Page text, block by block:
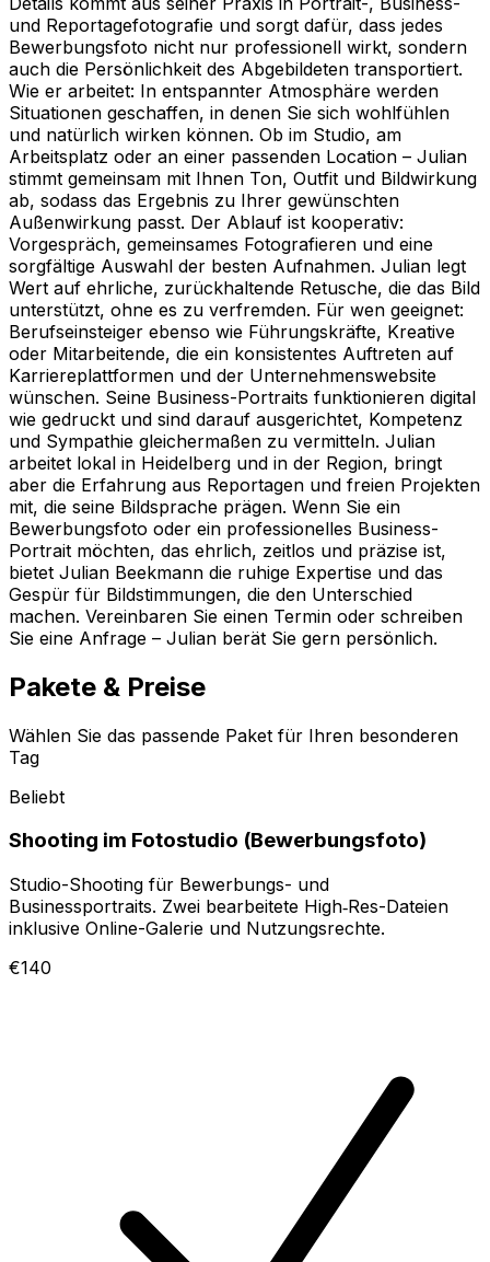
und Reportagefotografie und sorgt dafür, dass jedes
Bewerbungsfoto nicht nur professionell wirkt, sondern
auch die Persönlichkeit des Abgebildeten transportiert.
Wie er arbeitet: In entspannter Atmosphäre werden
Situationen geschaffen, in denen Sie sich wohlfühlen
und natürlich wirken können. Ob im Studio, am
Arbeitsplatz oder an einer passenden Location – Julian
stimmt gemeinsam mit Ihnen Ton, Outfit und Bildwirkung
ab, sodass das Ergebnis zu Ihrer gewünschten
Außenwirkung passt. Der Ablauf ist kooperativ:
Vorgespräch, gemeinsames Fotografieren und eine
sorgfältige Auswahl der besten Aufnahmen. Julian legt
Wert auf ehrliche, zurückhaltende Retusche, die das Bild
unterstützt, ohne es zu verfremden. Für wen geeignet:
Berufseinsteiger ebenso wie Führungskräfte, Kreative
oder Mitarbeitende, die ein konsistentes Auftreten auf
Karriereplattformen und der Unternehmenswebsite
wünschen. Seine Business-Portraits funktionieren digital
wie gedruckt und sind darauf ausgerichtet, Kompetenz
und Sympathie gleichermaßen zu vermitteln. Julian
arbeitet lokal in Heidelberg und in der Region, bringt
aber die Erfahrung aus Reportagen und freien Projekten
mit, die seine Bildsprache prägen. Wenn Sie ein
Bewerbungsfoto oder ein professionelles Business-
Portrait möchten, das ehrlich, zeitlos und präzise ist,
bietet Julian Beekmann die ruhige Expertise und das
Gespür für Bildstimmungen, die den Unterschied
machen. Vereinbaren Sie einen Termin oder schreiben
Sie eine Anfrage – Julian berät Sie gern persönlich.
Pakete & Preise
Wählen Sie das passende Paket für Ihren besonderen
Tag
Beliebt
Shooting im Fotostudio (Bewerbungsfoto)
Studio-Shooting für Bewerbungs- und
Businessportraits. Zwei bearbeitete High‑Res-Dateien
inklusive Online-Galerie und Nutzungsrechte.
€140